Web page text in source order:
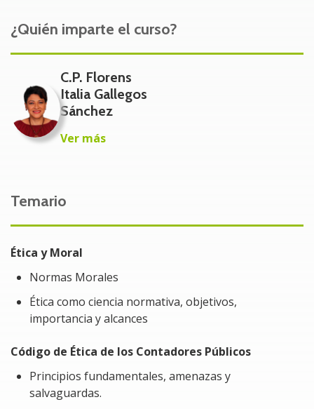
deontología, cuyos objetivos son determinar los
valores que deben ser aplicados en la profesión
contable.
Contadores Públicos
Profesionales que desean profundizar sobre los
principios éticos en la práctica profesional en el
Público en general que tenga interés en obtener
herramientas y habilidades para su formación
Beneficios del Curso
Trabajarás al más alto nivel de profesionalismo a
través de cuatro exigencias básicas: credibilidad,
profesionalismo, calidad del servicio y confianza.
conocimientos sobre la ética profesional del
contador público.
¿Quién imparte el curso?
C.P. Florens
Italia Gallegos
Sánchez
Ver más
Temario
Ética y Moral
Normas Morales
Ética como ciencia normativa, objetivos,
importancia y alcances
Código de Ética de los Contadores Públicos
Principios fundamentales, amenazas y
salvaguardas.